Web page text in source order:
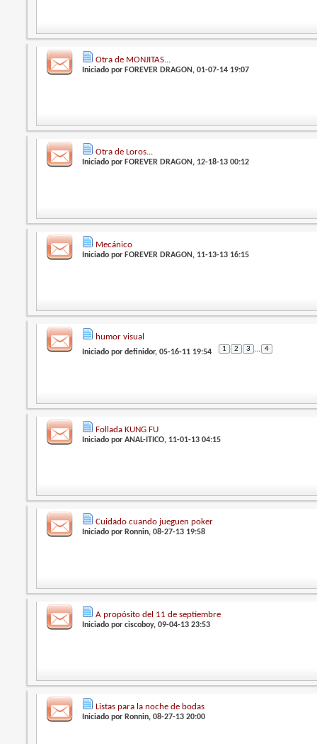
Otra de MONJITAS...
Iniciado por FOREVER DRAGON, 01-07-14 19:07
Otra de Loros...
Iniciado por FOREVER DRAGON, 12-18-13 00:12
Mecánico
Iniciado por FOREVER DRAGON, 11-13-13 16:15
humor visual
Iniciado pordefinidor, 05-16-11 19:54 1 2 3 ... 4
Follada KUNG FU
Iniciado porANAL-ITICO, 11-01-13 04:15
Cuidado cuando jueguen poker
Iniciado por Ronnin, 08-27-13 19:58
A propósito del 11 de septiembre
Iniciado porciscoboy, 09-04-13 23:53
Listas para la noche de bodas
Iniciado por Ronnin, 08-27-13 20:00